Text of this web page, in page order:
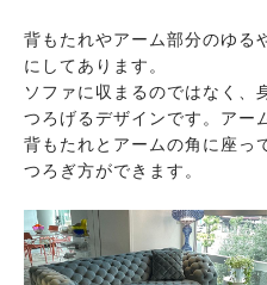
背もたれやアーム部分のゆる
にしてあります。
ソファに収まるのではなく、
つろげるデザインです。アー
背もたれとアームの角に座っ
つろぎ方ができます。